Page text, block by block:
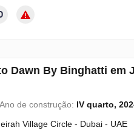
Dawn By Binghatti em
Ano de construção: IV quarto,
Village Circle - Dubai - UAE